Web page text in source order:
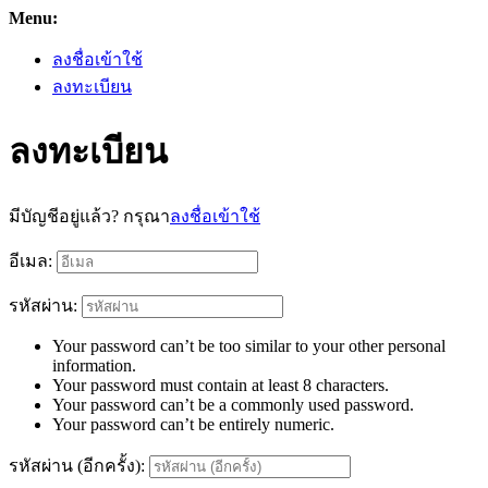
Menu:
ลงชื่อเข้าใช้
ลงทะเบียน
ลงทะเบียน
มีบัญชีอยู่แล้ว? กรุณาลงชื่อเข้าใช้
อีเมล:
รหัสผ่าน:
Your password can’t be too similar to your other personal
information.
Your password must contain at least 8 characters.
Your password can’t be a commonly used password.
Your password can’t be entirely numeric.
รหัสผ่าน (อีกครั้ง):